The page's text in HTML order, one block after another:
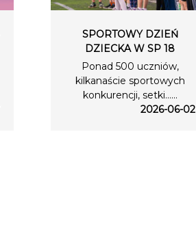
SPORTOWY DZIEŃ
DZIECKA W SP 18
Ponad 500 uczniów,
kilkanaście sportowych
konkurencji, setki…...
2026-06-02